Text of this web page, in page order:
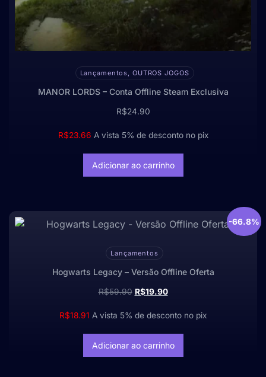
Lançamentos, OUTROS JOGOS
MANOR LORDS – Conta Offline Steam Exclusiva
R$24.90
R$23.66 A vista 5% de desconto no pix
Adicionar ao carrinho
-66.8%
Lançamentos
Hogwarts Legacy – Versão Offline Oferta
R$59.90 R$19.90
R$18.91 A vista 5% de desconto no pix
Adicionar ao carrinho